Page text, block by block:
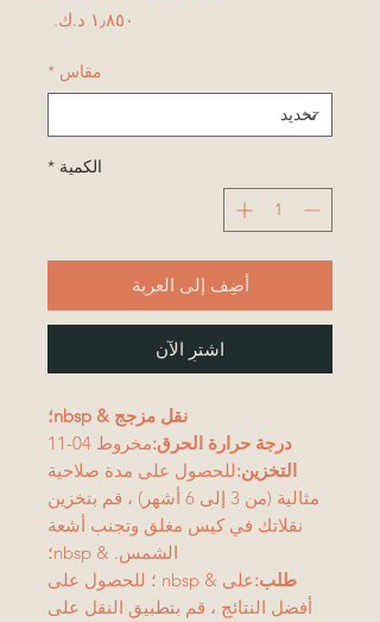
مقاس *
الكمية *
أضِف إلى العربة
اشترِ الآن
نقل مزجج & nbsp؛
درجة حرارة الحرق:مخروط 04-11
التخزين:للحصول على مدة صلاحية
مثالية (من 3 إلى 6 أشهر) ، قم بتخزين
نقلاتك في كيس مغلق وتجنب أشعة
الشمس. & nbsp؛
طلب:
على & nbsp ؛ للحصول على
أفضل النتائج ، قم بتطبيق النقل على